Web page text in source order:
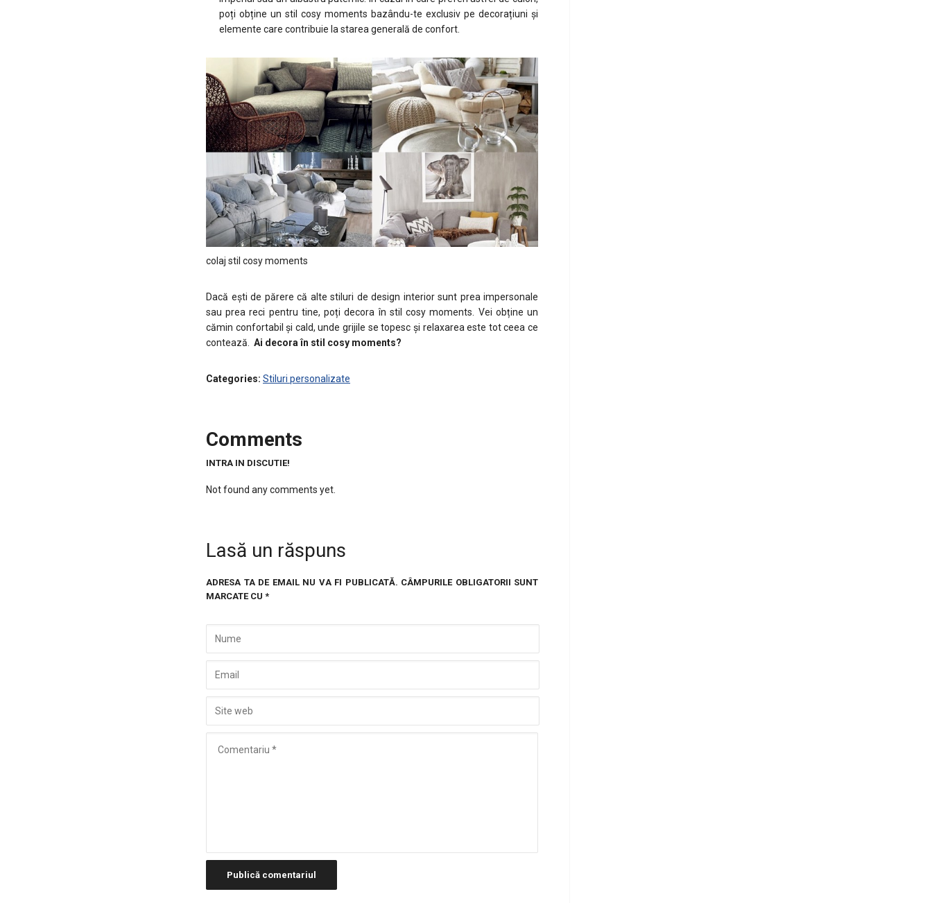
poți obține un stil cosy moments bazându-te exclusiv pe decorațiuni și
elemente care contribuie la starea generală de confort.
colaj stil cosy moments
Dacă ești de părere că alte stiluri de design interior sunt prea impersonale
sau prea reci pentru tine, poți decora în stil cosy moments. Vei obține un
cămin confortabil și cald, unde grijile se topesc și relaxarea este tot ceea ce
contează. Ai decora în stil cosy moments?
Categories: Stiluri personalizate
Comments
INTRA IN DISCUTIE!
Not found any comments yet.
Lasă un răspuns
ADRESA TA DE EMAIL NU VA FI PUBLICATĂ. CÂMPURILE OBLIGATORII SUNT
MARCATE CU *